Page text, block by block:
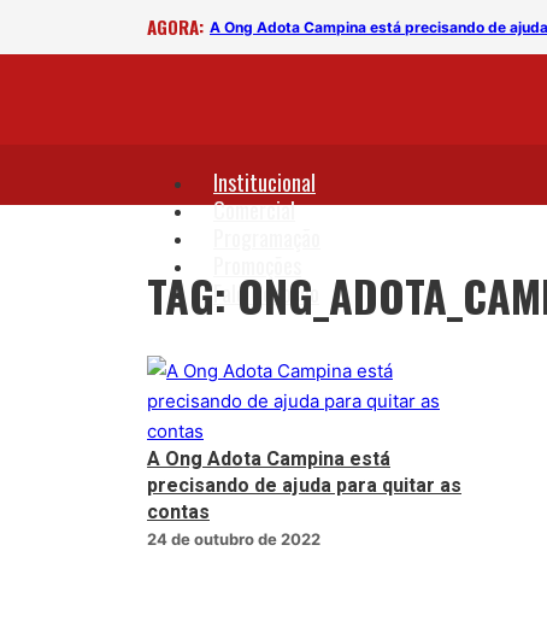
AGORA: A Ong Adota Campina está precisando de
Institucional
Comercial
Fale Conosco
TAG:
A Ong Adota Campina está
precisando de ajuda para quitar as
contas
24 de outubro de 2022